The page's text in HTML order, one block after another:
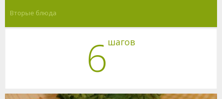
Вторые блюда
6 шагов